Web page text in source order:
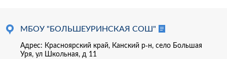
МБОУ "БОЛЬШЕУРИНСКАЯ СОШ"
Адрес: Красноярский край, Канский р-н, село Большая
Уря, ул Школьная, д 11